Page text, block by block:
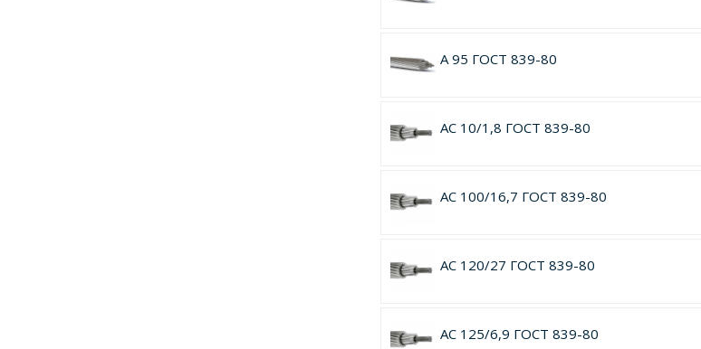
А 95 ГОСТ 839-80
АС 10/1,8 ГОСТ 839-80
АС 100/16,7 ГОСТ 839-80
АС 120/27 ГОСТ 839-80
АС 125/6,9 ГОСТ 839-80